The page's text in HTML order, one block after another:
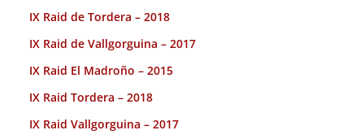
IX Raid de Tordera – 2018
IX Raid de Vallgorguina – 2017
IX Raid El Madroño – 2015
IX Raid Tordera – 2018
IX Raid Vallgorguina – 2017